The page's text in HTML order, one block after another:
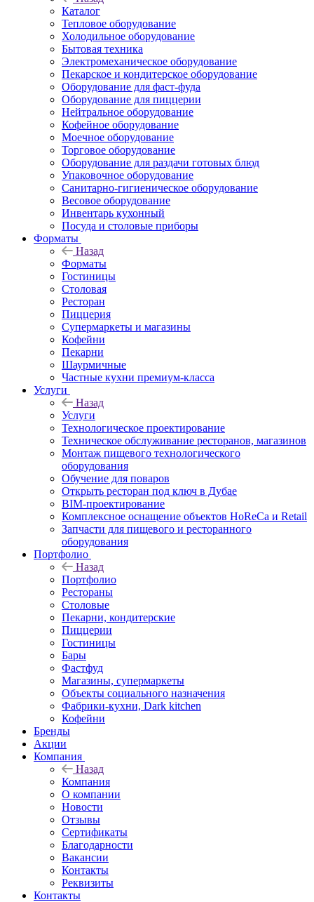
Каталог
Тепловое оборудование
Холодильное оборудование
Бытовая техника
Электромеханическое оборудование
Пекарское и кондитерское оборудование
Оборудование для фаст-фуда
Оборудование для пиццерии
Нейтральное оборудование
Кофейное оборудование
Моечное оборудование
Торговое оборудование
Оборудование для раздачи готовых блюд
Упаковочное оборудование
Санитарно-гигиеническое оборудование
Весовое оборудование
Инвентарь кухонный
Посуда и столовые приборы
Форматы
Назад
Форматы
Гостиницы
Столовая
Ресторан
Пиццерия
Супермаркеты и магазины
Кофейни
Пекарни
Шаурмичные
Частные кухни премиум-класса
Услуги
Назад
Услуги
Технологическое проектирование
Техническое обслуживание ресторанов, магазинов
Монтаж пищевого технологического
оборудования
Обучение для поваров
Открыть ресторан под ключ в Дубае
BIM-проектирование
Комплексное оснащение объектов HoReCa и Retail
Запчасти для пищевого и ресторанного
оборудования
Портфолио
Назад
Портфолио
Рестораны
Столовые
Пекарни, кондитерские
Пиццерии
Гостиницы
Бары
Фастфуд
Магазины, супермаркеты
Объекты социального назначения
Фабрики-кухни, Dark kitchen
Кофейни
Бренды
Акции
Компания
Назад
Компания
О компании
Новости
Отзывы
Сертификаты
Благодарности
Вакансии
Контакты
Реквизиты
Контакты